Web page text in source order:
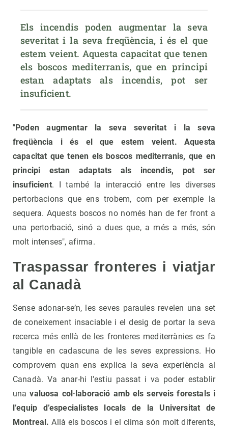
Els incendis poden augmentar la seva
severitat i la seva freqüència, i és el que
estem veient. Aquesta capacitat que tenen
els boscos mediterranis, que en principi
estan adaptats als incendis, pot ser
insuficient.
"Poden augmentar la seva severitat i la seva
freqüència i és el que estem veient. Aquesta
capacitat que tenen els boscos mediterranis, que en
principi estan adaptats als incendis, pot ser
insuficient. I també la interacció entre les diverses
pertorbacions que ens trobem, com per exemple la
sequera. Aquests boscos no només han de fer front a
una pertorbació, sinó a dues que, a més a més, són
molt intenses", afirma.
Traspassar fronteres i viatjar
al Canadà
Sense adonar-se’n, les seves paraules revelen una set
de coneixement insaciable i el desig de portar la seva
recerca més enllà de les fronteres mediterrànies es fa
tangible en cadascuna de les seves expressions. Ho
comprovem quan ens explica la seva experiència al
Canadà. Va anar-hi l'estiu passat i va poder establir
unavaluosa col·laboració amb els serveis forestals i
l’equip d’especialistes locals de la Universitat de
Montreal. Allà els boscos i el clima són molt diferents,